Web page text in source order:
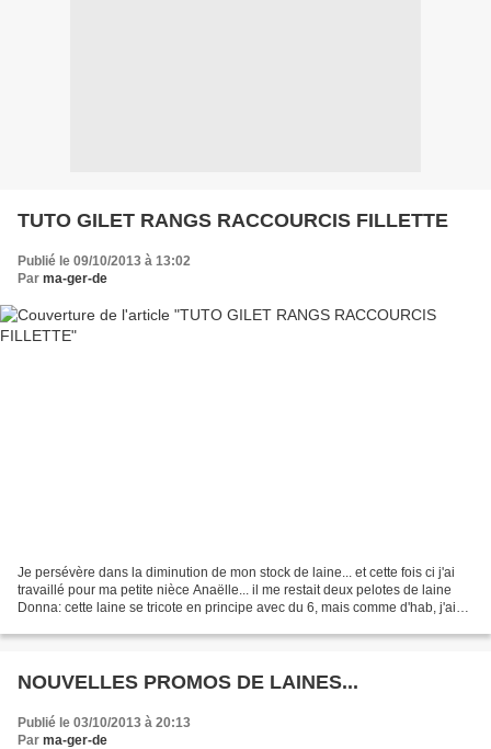
TUTO GILET RANGS RACCOURCIS FILLETTE
Publié le 09/10/2013 à 13:02
Par ma-ger-de
Je persévère dans la diminution de mon stock de laine... et cette fois ci j'ai
travaillé pour ma petite nièce Anaëlle... il me restait deux pelotes de laine
Donna: cette laine se tricote en principe avec du 6, mais comme d'hab, j'ai
NOUVELLES PROMOS DE LAINES...
Publié le 03/10/2013 à 20:13
Par ma-ger-de